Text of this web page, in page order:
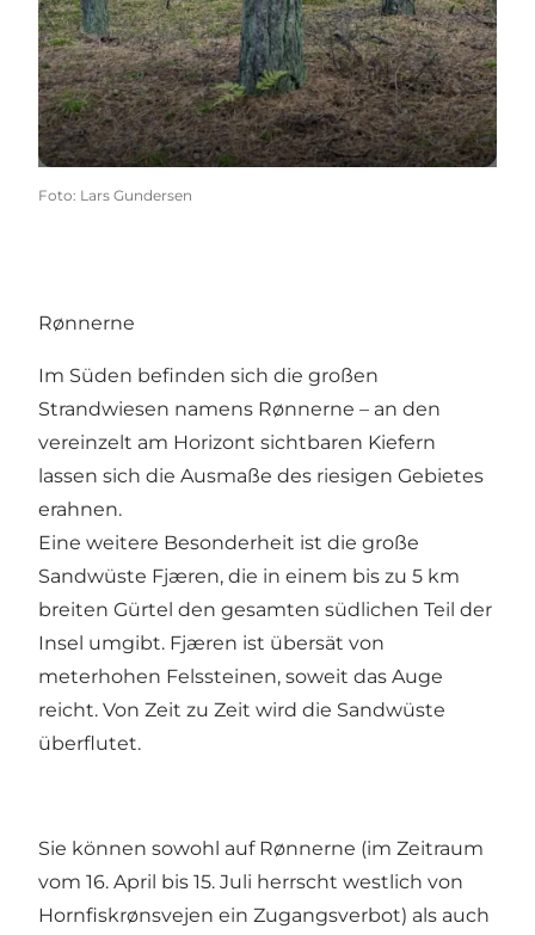
Foto: Lars Gundersen
Rønnerne
Im Süden befinden sich die großen
Strandwiesen namens Rønnerne – an den
vereinzelt am Horizont sichtbaren Kiefern
lassen sich die Ausmaße des riesigen Gebietes
erahnen.
Eine weitere Besonderheit ist die große
Sandwüste Fjæren, die in einem bis zu 5 km
breiten Gürtel den gesamten südlichen Teil der
Insel umgibt. Fjæren ist übersät von
meterhohen Felssteinen, soweit das Auge
reicht. Von Zeit zu Zeit wird die Sandwüste
überflutet.
Sie können sowohl auf Rønnerne (im Zeitraum
vom 16. April bis 15. Juli herrscht westlich von
Hornfiskrønsvejen ein Zugangsverbot) als auch